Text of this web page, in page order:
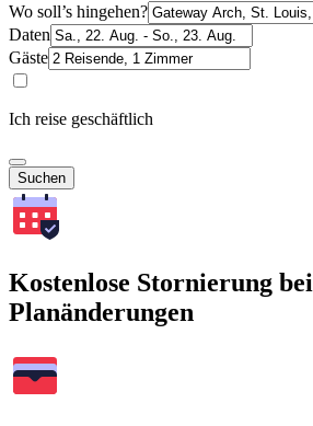
Wo soll’s hingehen?
Daten
Gäste
Ich reise geschäftlich
Suchen
Kostenlose Stornierung bei
Planänderungen